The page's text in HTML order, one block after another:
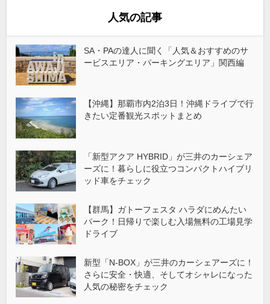
人気の記事
SA・PAの達人に聞く「人気＆おすすめのサ
ービスエリア・パーキングエリア」関西編
【沖縄】那覇市内2泊3日！沖縄ドライブで行
きたい定番観光スポットまとめ
「新型アクア HYBRID」が三井のカーシェア
ーズに！暮らしに役立つコンパクトハイブリ
ッド車をチェック
【群馬】ガトーフェスタ ハラダにめんたい
パーク！日帰りで楽しむ入場無料の工場見学
ドライブ
新型「N-BOX」が三井のカーシェアーズに！
さらに安全・快適、そしてオシャレになった
人気の秘密をチェック